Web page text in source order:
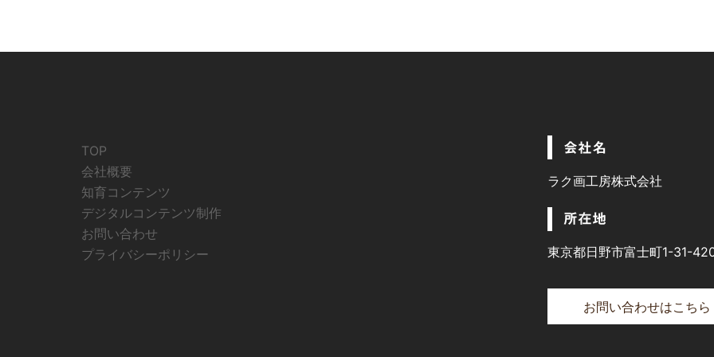
TOP
会社概要
知育コンテンツ
デジタルコンテンツ制作
お問い合わせ
プライバシーポリシー
会社名
ラク画工房株式会社
所在地
東京都日野市富士町1-31-
お問い合わせはこちら